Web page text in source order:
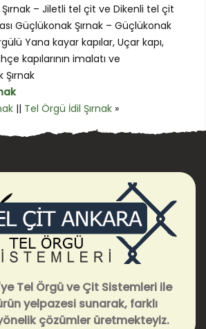
Şırnak – Jiletli tel çit ve Dikenli tel çit
Güçlükonak Şırnak – Güçlükonak
Yana kayar kapılar, Uçar kapı,
kapılarının imalatı ve
|| Tel Örgü İdil Şırnak »
Tel Örgü ve Çit Sistemleri ile
yelpazesi sunarak, farklı
çözümler üretmekteyiz.